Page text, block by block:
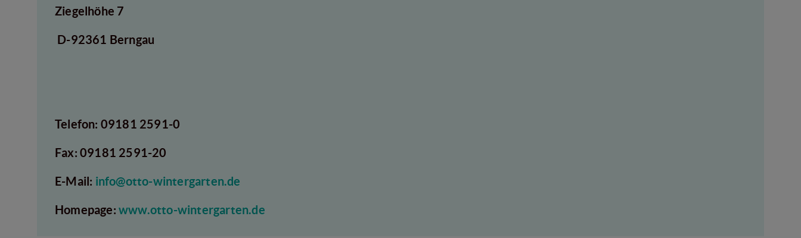
Ziegelhöhe 7
D-92361 Berngau
Telefon: 09181 2591-0
Fax: 09181 2591-20
E-Mail: info@otto-wintergarten.de
Homepage: www.otto-wintergarten.de